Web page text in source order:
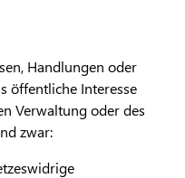
Handlungen oder
öffentliche Interesse
Verwaltung oder des
zwar: